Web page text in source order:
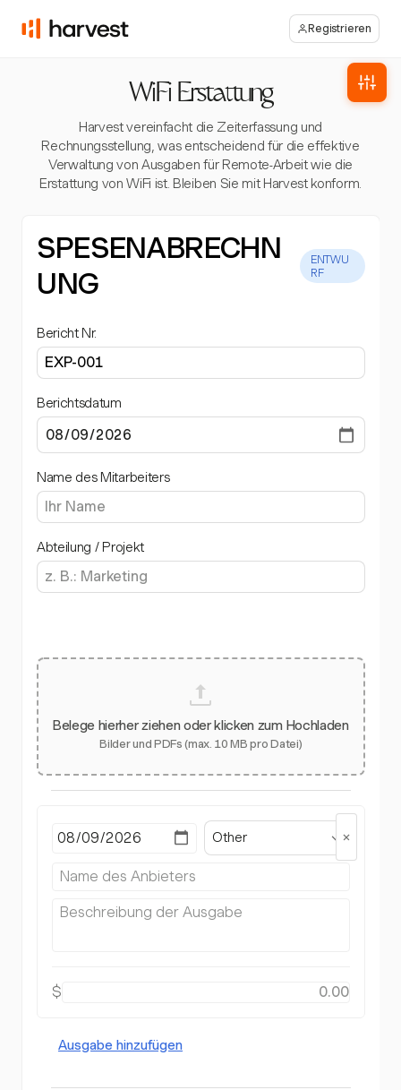
Registrieren
WiFi Erstattung
Harvest vereinfacht die Zeiterfassung und
Rechnungsstellung, was entscheidend für die effektive
Verwaltung von Ausgaben für Remote-Arbeit wie die
Erstattung von WiFi ist. Bleiben Sie mit Harvest konform.
SPESENABRECHN
UNG
ENTWU
RF
Bericht Nr.
Berichtsdatum
Name des Mitarbeiters
Abteilung / Projekt
Belege hierher ziehen oder klicken zum Hochladen
Bilder und PDFs (max. 10 MB pro Datei)
Other
$
Ausgabe hinzufügen